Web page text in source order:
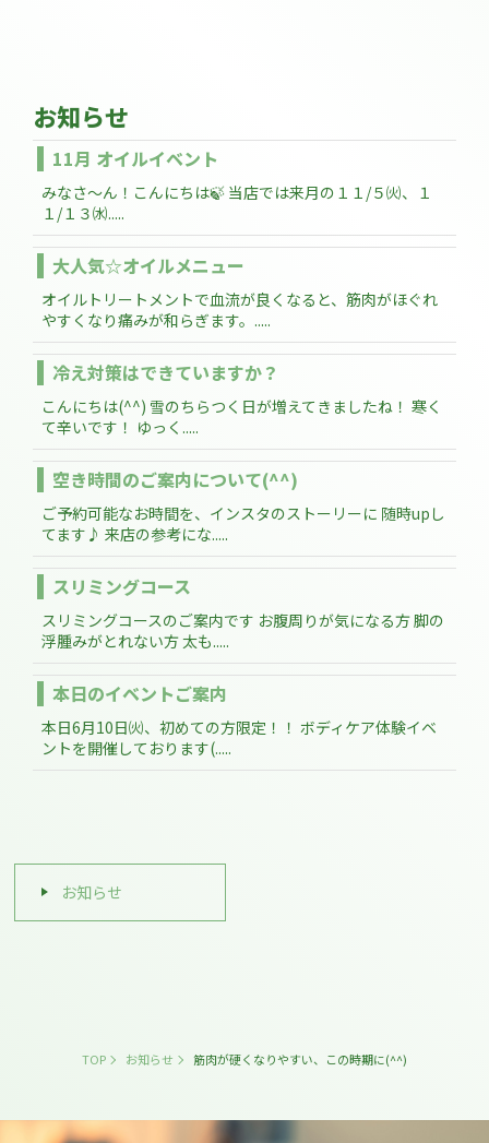
お知らせ
11月 オイルイベント
みなさ～ん！こんにちは🍃 当店では来月の１１/５㈫、１
１/１３㈬.....
大人気☆オイルメニュー
オイルトリートメントで血流が良くなると、筋肉がほぐれ
やすくなり痛みが和らぎます。.....
冷え対策はできていますか？
こんにちは(^^) 雪のちらつく日が増えてきましたね！ 寒く
て辛いです！ ゆっく.....
空き時間のご案内について(^^)
ご予約可能なお時間を、インスタのストーリーに 随時upし
てます♪ 来店の参考にな.....
スリミングコース
スリミングコースのご案内です お腹周りが気になる方 脚の
浮腫みがとれない方 太も.....
本日のイベントご案内
本日6月10日㈫、初めての方限定！！ ボディケア体験イベ
ントを開催しております(.....
お知らせ
TOP お知らせ 筋肉が硬くなりやすい、この時期に(^^)